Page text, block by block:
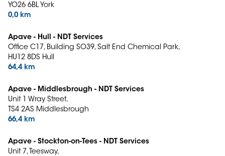
YO26 6BL York
0,0 km
Apave - Hull - NDT Services
Office C17, Building SO39, Salt End Chemical Park,
HU12 8DS Hull
64,4 km
Apave - Middlesbrough - NDT Services
Unit 1 Wray Street,
TS4 2AS Middlesbrough
66,4 km
Apave - Stockton-on-Tees - NDT Services
Unit 7, Teesway,